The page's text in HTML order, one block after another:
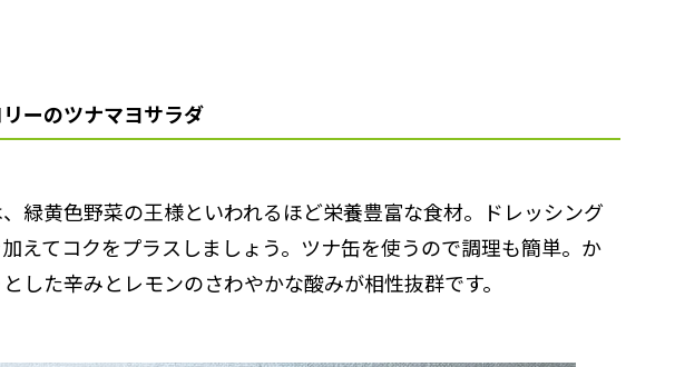
ーのツナマヨサラダ
緑黄色野菜の王様といわれるほど栄養豊富な食材。ドレッシング
えてコクをプラスしましょう。ツナ缶を使うので調理も簡単。か
した辛みとレモンのさわやかな酸みが相性抜群です。